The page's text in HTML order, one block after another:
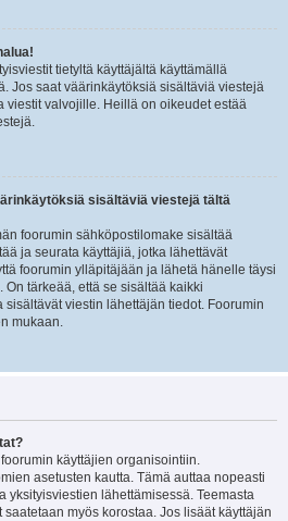
tietyltä käyttäjältä käyttämällä
Jos saat väärinkäytöksiä sisältäviä viestejä
viestit valvojille. Heillä on oikeudet estää
sisältäviä viestejä tältä
foorumin sähköpostilomake sisältää
ja seurata käyttäjiä, jotka lähettävät
foorumin ylläpitäjään ja lähetä hänelle täysi
tärkeää, että se sisältää kaikki
viestin lähettäjän tiedot. Foorumin
mukaan.
käyttäjien organisointiin.
asetusten kautta. Tämä auttaa nopeasti
yksityisviestien lähettämisessä. Teemasta
myös korostaa. Jos lisäät käyttäjän